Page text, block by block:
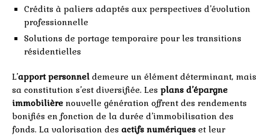
Crédits à paliers adaptés aux perspectives d’évolution
professionnelle
Solutions de portage temporaire pour les transitions
résidentielles
L’apport personnel demeure un élément déterminant, mais
sa constitution s’est diversifiée. Les plans d’épargne
immobilière nouvelle génération offrent des rendements
bonifiés en fonction de la durée d’immobilisation des
fonds. La valorisation des actifs numériques et leur